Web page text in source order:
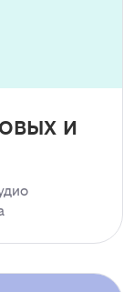
и